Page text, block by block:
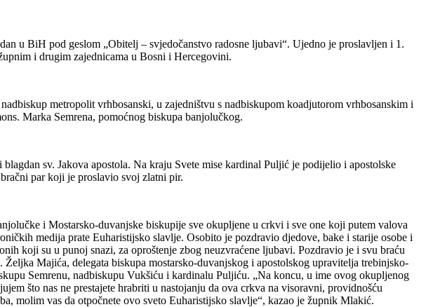
u BiH pod geslom „Obitelj – svjedočanstvo radosne ljubavi“. Ujedno je proslavljen i 1.
i drugim zajednicama u Bosni i Hercegovini.
metropolit vrhbosanski, u zajedništvu s nadbiskupom koadjutorom vrhbosanskim i
Marka Semrena, pomoćnog biskupa banjolučkog.
sv. Jakova apostola. Na kraju Svete mise kardinal Puljić je podijelio i apostolske
par koji je proslavio svoj zlatni pir.
i Mostarsko-duvanjske biskupije sve okupljene u crkvi i sve one koji putem valova
medija prate Euharistijsko slavlje. Osobito je pozdravio djedove, bake i starije osobe i
koji su u punoj snazi, za oproštenje zbog neuzvraćene ljubavi. Pozdravio je i svu braću
Majića, delegata biskupa mostarsko-duvanjskog i apostolskog upravitelja trebinjsko-
Semrenu, nadbiskupu Vukšiću i kardinalu Puljiću. „Na koncu, u ime ovog okupljenog
što nas ne prestajete hrabriti u nastojanju da ova crkva na visoravni, providnošću
molim vas da otpočnete ovo sveto Euharistijsko slavlje“, kazao je župnik Mlakić.